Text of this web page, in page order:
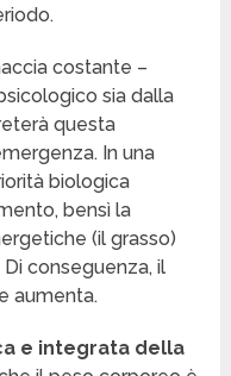
costante –
sia dalla
questa
In una
biologica
bensì la
(il grasso)
conseguenza, il
aumenta.
e integrata della